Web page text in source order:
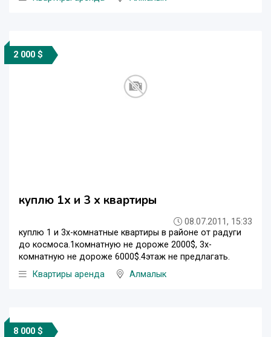
2 000 $
куплю 1х и 3 х квартиры
08.07.2011, 15:33
куплю 1 и 3х-комнатные квартиры в районе от радуги
до космоса.1комнатную не дороже 2000$, 3х-
комнатную не дороже 6000$.4этаж не предлагать.
Квартиры аренда
Алмалык
8 000 $